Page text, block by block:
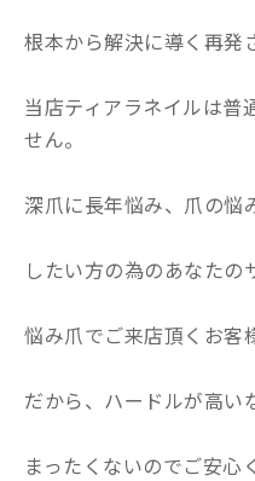
根本から解決に導く再発
当店ティアラネイルは普
せん。
深爪に長年悩み、爪の悩
したい方の為のあなたの
悩み爪でご来店頂くお客
だから、ハードルが高い
まったくないのでご安心